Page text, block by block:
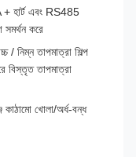
হার্ট এবং RS485
সমর্থন করে
/ নিম্ন তাপমাত্রা শিল্প
বিস্তৃত তাপমাত্রা
কাঠামো খোলা/অর্ধ-বন্ধ